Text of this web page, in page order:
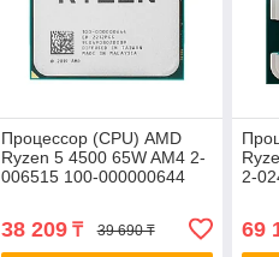
Процессор (CPU) AMD
Ryzen 5 4500 65W AM4 2-
006515 100-000000644
38 209₸ 39 690 ₸
2-
69